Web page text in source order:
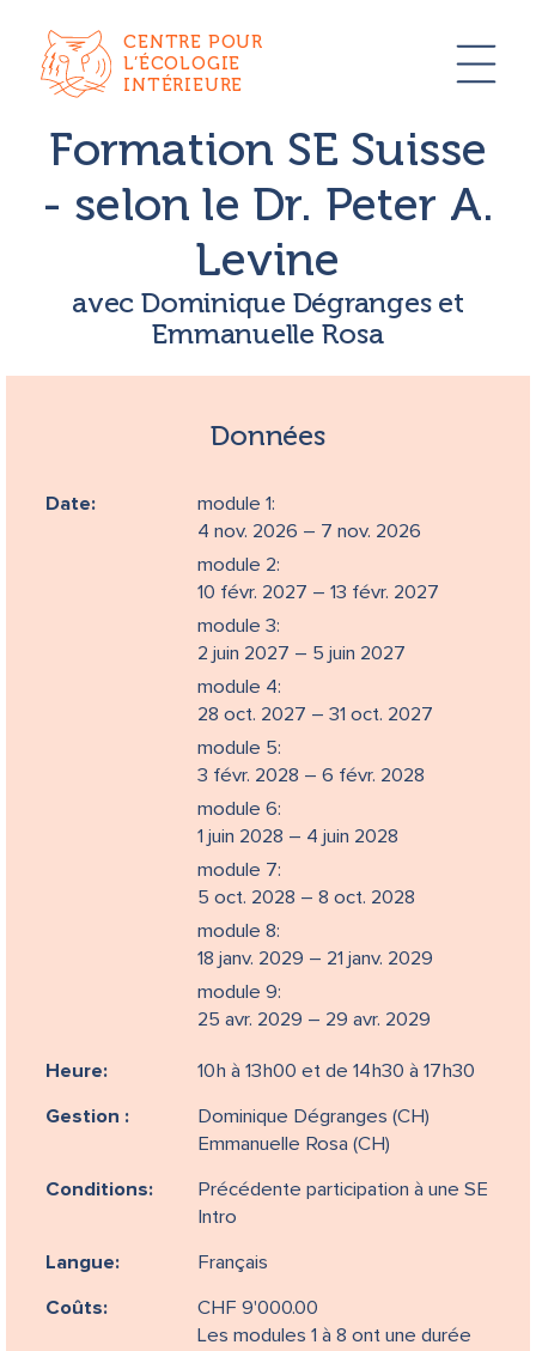
CENTRE POUR
L’ÉCOLOGIE
INTÉRIEURE
Formation SE Suisse
- selon le Dr. Peter A.
Levine
avec Dominique Dégranges et
Emmanuelle Rosa
Données
Date:
module 1:
4 nov. 2026 – 7 nov. 2026
module 2:
10 févr. 2027 – 13 févr. 2027
module 3:
2 juin 2027 – 5 juin 2027
module 4:
28 oct. 2027 – 31 oct. 2027
module 5:
3 févr. 2028 – 6 févr. 2028
module 6:
1 juin 2028 – 4 juin 2028
module 7:
5 oct. 2028 – 8 oct. 2028
module 8:
18 janv. 2029 – 21 janv. 2029
module 9:
25 avr. 2029 – 29 avr. 2029
Heure: 10h à 13h00 et de 14h30 à 17h30
Gestion :
Dominique Dégranges (CH)
Emmanuelle Rosa (CH)
Conditions:
Précédente participation à une SE
Intro
Langue: Français
Coûts:
CHF 9'000.00
Les modules 1 à 8 ont une durée